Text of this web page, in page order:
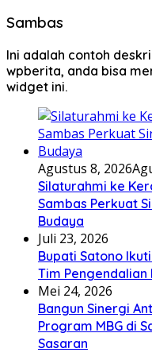
Sambas
Ini adalah contoh
wpberita, anda bisa
widget ini.
Agustus 8, 2026
Silaturahmi ke
Sambas Perkuat
Budaya
Juli 23, 2026
Bupati Satono
Tim Pengendalian
Mei 24, 2026
Bangun Sinergi
Program MBG di
Sasaran